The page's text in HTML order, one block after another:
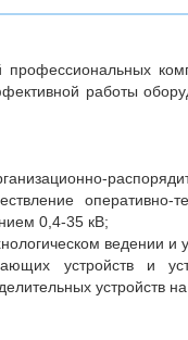
работы
оперативно-
0,4-35 кВ;
ведении и
устройств и
устройств